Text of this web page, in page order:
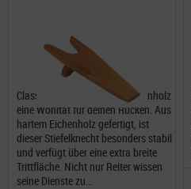
Classic Stiefelknecht aus Eichenholz
eine Wohltat für deinen Rücken. Aus
hartem Eichenholz gefertigt, ist
dieser Stiefelknecht besonders stabil
und verfügt über eine extra breite
Trittfläche. Nicht nur Reiter wissen
seine Dienste zu...